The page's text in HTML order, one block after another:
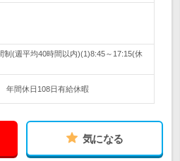
制(週平均40時間以内)(1)8:45～17:15(休
年間休日108日有給休暇
気になる